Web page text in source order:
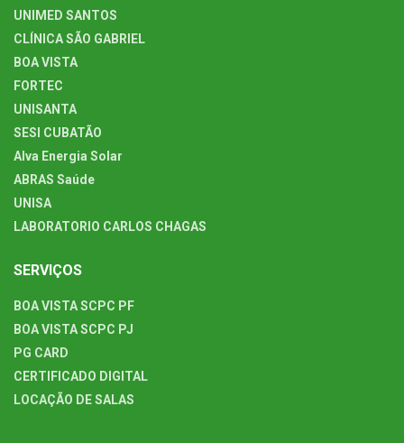
UNIMED SANTOS
CLÍNICA SÃO GABRIEL
BOA VISTA
FORTEC
UNISANTA
SESI CUBATÃO
Alva Energia Solar
ABRAS Saúde
UNISA
LABORATORIO CARLOS CHAGAS
SERVIÇOS
BOA VISTA SCPC PF
BOA VISTA SCPC PJ
PG CARD
CERTIFICADO DIGITAL
LOCAÇÃO DE SALAS